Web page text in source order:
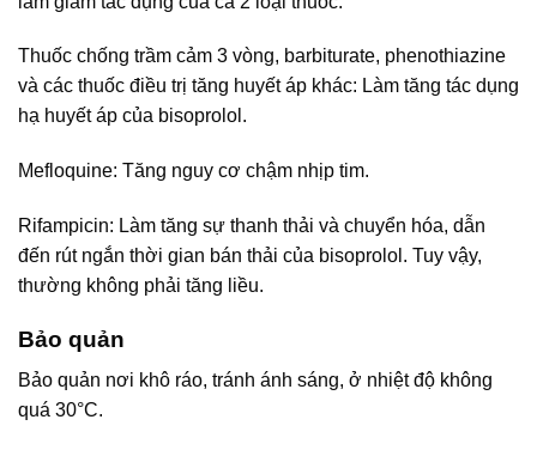
Thuốc chống trầm cảm 3 vòng, barbiturate, phenothiazine
và các thuốc điều trị tăng huyết áp khác: Làm tăng tác dụng
hạ huyết áp của bisoprolol.
Mefloquine: Tăng nguy cơ chậm nhịp tim.
Rifampicin: Làm tăng sự thanh thải và chuyển hóa, dẫn
đến rút ngắn thời gian bán thải của bisoprolol. Tuy vậy,
thường không phải tăng liều.
Bảo quản
Bảo quản nơi khô ráo, tránh ánh sáng, ở nhiệt độ không
quá 30°C.